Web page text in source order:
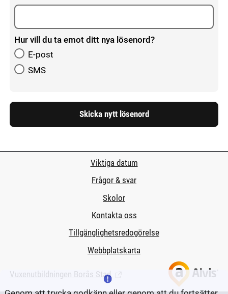
Hur vill du ta emot ditt nya lösenord?
E-post
SMS
Viktiga datum
Frågor & svar
Skolor
Kontakta oss
Tillgänglighetsredogörelse
Webbplatskarta
Vuxenutbildningen Borås Stad (Länk till extern sida.)